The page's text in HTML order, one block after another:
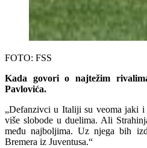
FOTO: FSS
Kada govori o najtežim
Pavlovića.
„Defanzivci u Italiji su veoma jaki
više slobode u duelima. Ali
među najboljima. Uz njega bih
Bremera iz Juventusa.“